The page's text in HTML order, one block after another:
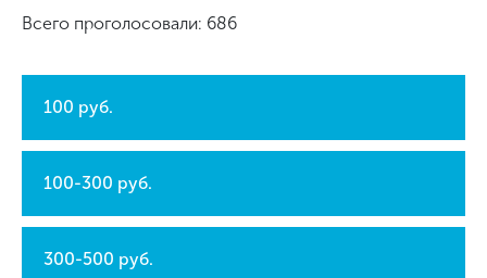
Всего проголосовали: 686
100 руб.
100-300 руб.
300-500 руб.